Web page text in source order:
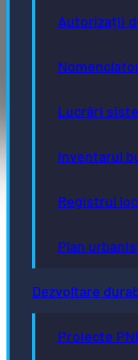
Autorizații
Lucrări
Inventarul
Registrul
Plan
Dezvoltare
Proiecte
Centrul de zi
Creșa nr. 1